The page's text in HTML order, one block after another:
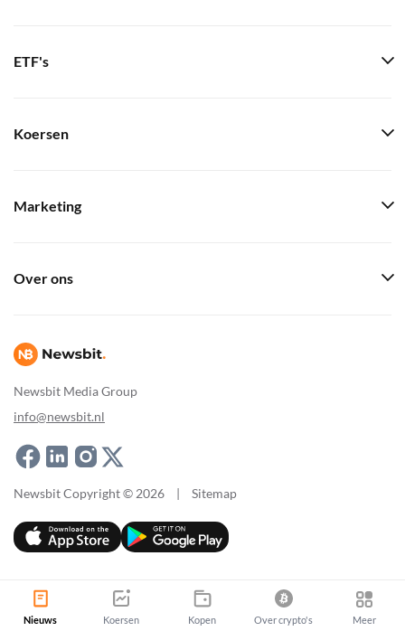
Newsbit Media Group
info@newsbit.nl
ETF's
Koersen
Marketing
Over ons
Newsbit Copyright © 2026 | Sitemap
Nieuws Koersen Kopen Over crypto's Meer